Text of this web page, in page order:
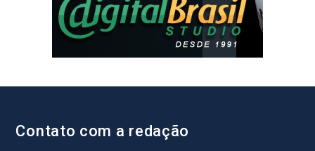
Contato com a redação